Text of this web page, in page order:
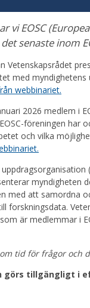
vi EOSC
senaste inom
Vetenskapsrådet
med myndighetens
webbinariet.
2026 medlem i
föreningen har
och vilka
myndigheten
med att samordna
forskningsdata.
är medlemmar i
tid för frågor och
görs tillgängligt i